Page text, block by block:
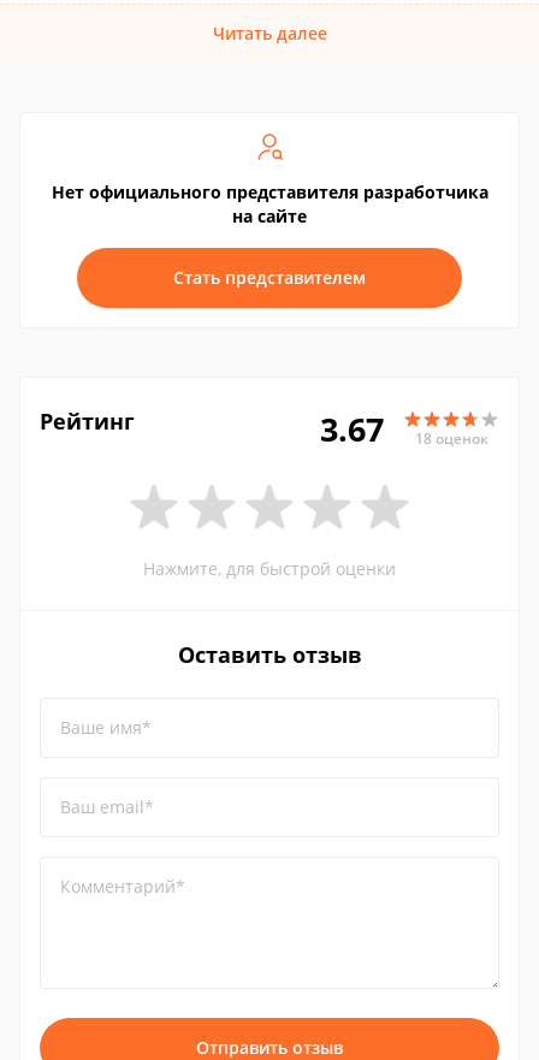
Читать далее
Нет официального представителя разработчика
на сайте
Стать представителем
Рейтинг 3.67 18 оценок
Нажмите, для быстрой оценки
Оставить отзыв
Ваше имя*
Ваш email*
Комментарий*
Отправить отзыв